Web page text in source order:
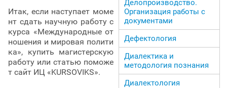
Итак, если наступает моме
нт сдать научную работу с
курса «Международные от
ношения и мировая полити
ка», купить магистерскую
работу или статью поможе
т сайт ИЦ «KURSOVIKS».
Делопроизводство.
Организация работы с
документами
Дефектология
Диалектика и
методология познания
Диалектология